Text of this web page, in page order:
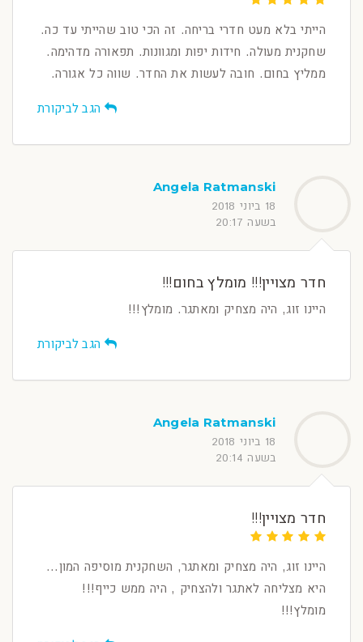
הייתי בלא מעט חדרי בריחה. זה הכי טוב שהייתי עד כה.
שחקנית מעולה. חידות יפות ומגוונות. תפאורה מדהימה.
ממליץ בחום. חובה לעשות את החדר. שווה כל אגורה.
הגב לביקורת
Angela Ratmanski
18 ביוני 2018
בשעה 20:17
חדר מצויין!!! מומלץ בחום!!!
היינו זוג, היה מצחיק ומאתגר. מומלץ!!!
הגב לביקורת
Angela Ratmanski
18 ביוני 2018
בשעה 20:14
חדר מצויין!!!
היינו זוג, היה מצחיק ומאתגר, השחקנית מוסיפה המון...
היא מצליחה לאתגר ולהצחיק , היה ממש כייף!!!
מומלץ!!!